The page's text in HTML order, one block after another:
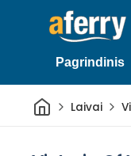
Pagrindinis
Pradžia
Laivai